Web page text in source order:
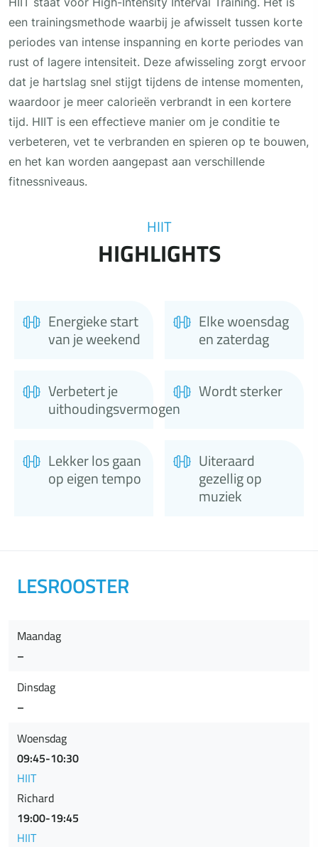
een trainingsmethode waarbij je afwisselt tussen korte
periodes van intense inspanning en korte periodes van
rust of lagere intensiteit. Deze afwisseling zorgt ervoor
dat je hartslag snel stijgt tijdens de intense momenten,
waardoor je meer calorieën verbrandt in een kortere
tijd. HIIT is een effectieve manier om je conditie te
verbeteren, vet te verbranden en spieren op te bouwen,
en het kan worden aangepast aan verschillende
fitnessniveaus.
HIIT
HIGHLIGHTS
Energieke start
van je weekend
Elke woensdag
en zaterdag
Verbetert je
uithoudingsvermogen
Wordt sterker
Lekker los gaan
op eigen tempo
Uiteraard
gezellig op
muziek
LESROOSTER
Maandag
–
Dinsdag
–
Woensdag
09:45-10:30
HIIT
Richard
19:00-19:45
HIIT